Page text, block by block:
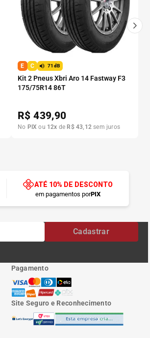
E C 71dB
Kit 2 Pneus Xbri Aro 14 Fastway F3
175/75R14 86T
R$439,90
No PIX ou 12x de R$ 43, 12 sem juros
ATÉ 10% DE DESCONTO
em pagamentos porPIX
Cadastrar
Pagamento
Site Seguro e Reconhecimento